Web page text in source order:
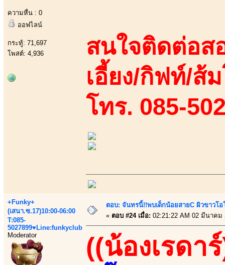
ความหื่น : 0
ออฟไลน์
กระทู้: 71,697
โพสต์: 4,936
สนใจติดต่อส
เอี้ยง/กิฟท์/ส้
โทร. 085-
+Funky+
(เสนา.ซ.17)10:00-06:00
T:085-
5027899♥Line:funkyclub
Moderator
ตอบ: จันทรนี้!!พบเด็กน้อยสายC ผิวขาวโ
« ตอบ #24 เมื่อ: 02:21:22 AM 02 มีนาคม
((น้องเรดา